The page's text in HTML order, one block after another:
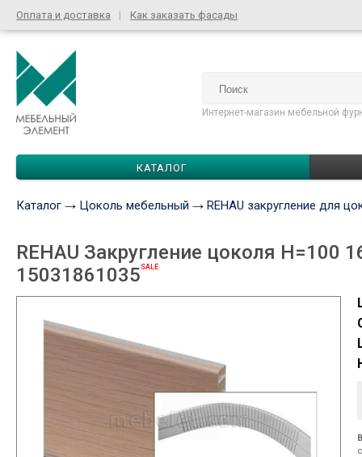
Оплата и доставка Как заказать фасады
Интернет-магазин мебельной
КАТАЛОГ
Каталог Цоколь мебельный REHAU закругление для
REHAU Закругление цоколя Н=100
15031861035 SALE